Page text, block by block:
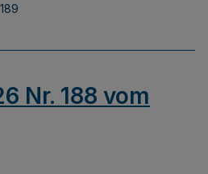
189
Nr. 188 vom